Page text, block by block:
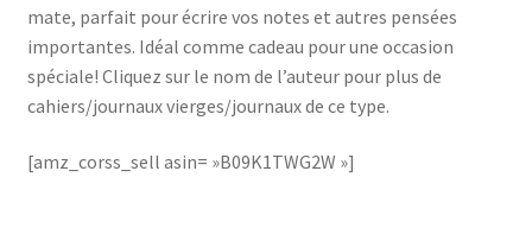
mate, parfait pour écrire vos notes et autres pensées
importantes. Idéal comme cadeau pour une occasion
spéciale! Cliquez sur le nom de l’auteur pour plus de
cahiers/journaux vierges/journaux de ce type.
[amz_corss_sell asin= »B09K1TWG2W »]